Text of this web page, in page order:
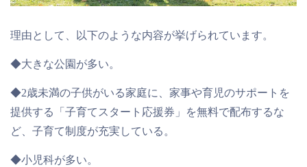
理由として、以下のような内容が挙げられています。
◆大きな公園が多い。
◆2歳未満の子供がいる家庭に、家事や育児のサポートを
提供する「子育てスタート応援券」を無料で配布するな
ど、 子育て制度が充実 している。
◆小児科が多い。